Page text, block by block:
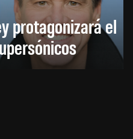
protagonizará el